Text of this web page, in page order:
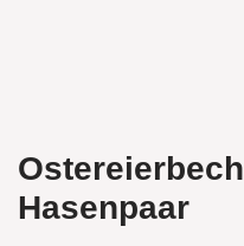
Hasenpaar